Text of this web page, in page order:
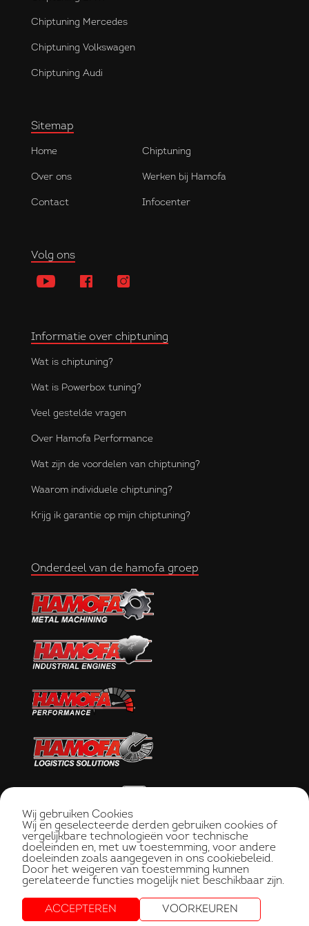
Wij gebruiken Cookies
Wij en geselecteerde derden gebruiken cookies of
vergelijkbare technologieën voor technische
doeleinden en, met uw toestemming, voor andere
doeleinden zoals aangegeven in ons cookiebeleid.
Door het weigeren van toestemming kunnen
gerelateerde functies mogelijk niet beschikbaar zijn.
ACCEPTEREN VOORKEUREN
Chiptuning Mercedes
Chiptuning Volkswagen
Chiptuning Audi
Sitemap
Home Chiptuning
Over ons Werken bij Hamofa
Contact Infocenter
Volg ons
Informatie over chiptuning
Wat is chiptuning?
Wat is Powerbox tuning?
Veel gestelde vragen
Over Hamofa Performance
Wat zijn de voordelen van chiptuning?
Waarom individuele chiptuning?
Krijg ik garantie op mijn chiptuning?
Onderdeel van de hamofa groep